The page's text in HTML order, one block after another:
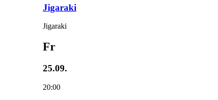
Jigaraki
Jigaraki
Fr
25.09.
20:00